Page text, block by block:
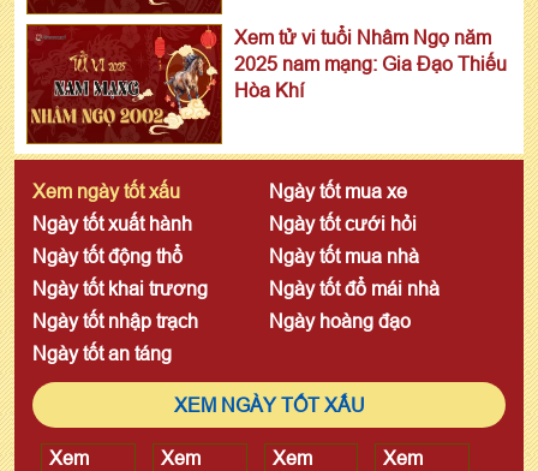
Xem tử vi tuổi Nhâm Ngọ năm
2025 nam mạng: Gia Đạo Thiếu
Hòa Khí
Xem ngày tốt xấu
Ngày tốt mua xe
Ngày tốt xuất hành
Ngày tốt cưới hỏi
Ngày tốt động thổ
Ngày tốt mua nhà
Ngày tốt khai trương
Ngày tốt đổ mái nhà
Ngày tốt nhập trạch
Ngày hoàng đạo
Ngày tốt an táng
XEM NGÀY TỐT XẤU
Xem
Xem
Xem
Xem